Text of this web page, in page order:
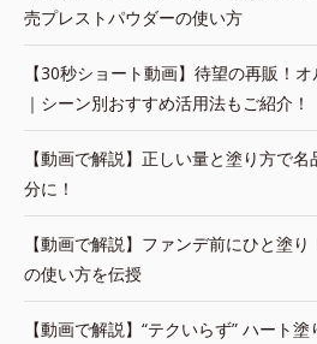
売プレストパウダーの使い方
【30秒ショート動画】待望の再販！
｜シーン別おすすめ活用法もご紹介！
【動画で解説】正しい量と塗り方で
分に！
【動画で解説】ファンデ前にひと塗
の使い方を伝授
【動画で解説】“テクいらず” ハート